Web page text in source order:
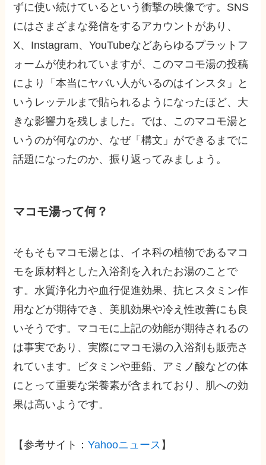
ずに使い続けているという衝撃の映像です。SNS
にはさまざまな発信をするアカウントがあり、
X、Instagram、YouTubeなどあらゆるプラットフ
ォームが使われていますが、このマコモ湯の投稿
により「本当にヤバい人がいるのはインスタ」と
いうレッテルまで貼られるようになったほど、大
きな影響力を残しました。では、このマコモ湯と
いうのが何なのか、なぜ「構文」ができるまでに
話題になったのか、振り返ってみましょう。
マコモ湯って何？
そもそもマコモ湯とは、イネ科の植物であるマコ
モを原材料とした入浴剤を入れたお湯のことで
す。水質浄化力や血行促進効果、抗ヒスタミン作
用などが期待でき、美肌効果や冷え性改善にも良
いそうです。マコモに上記の効能が期待されるの
は事実であり、実際にマコモ湯の入浴剤も販売さ
れています。ビタミンや亜鉛、アミノ酸などの体
にとって重要な栄養素が含まれており、肌への効
果は高いようです。
【参考サイト：Yahooニュース 】